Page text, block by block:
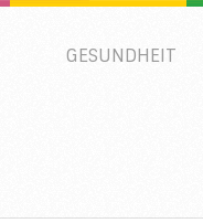
GESUNDHEIT